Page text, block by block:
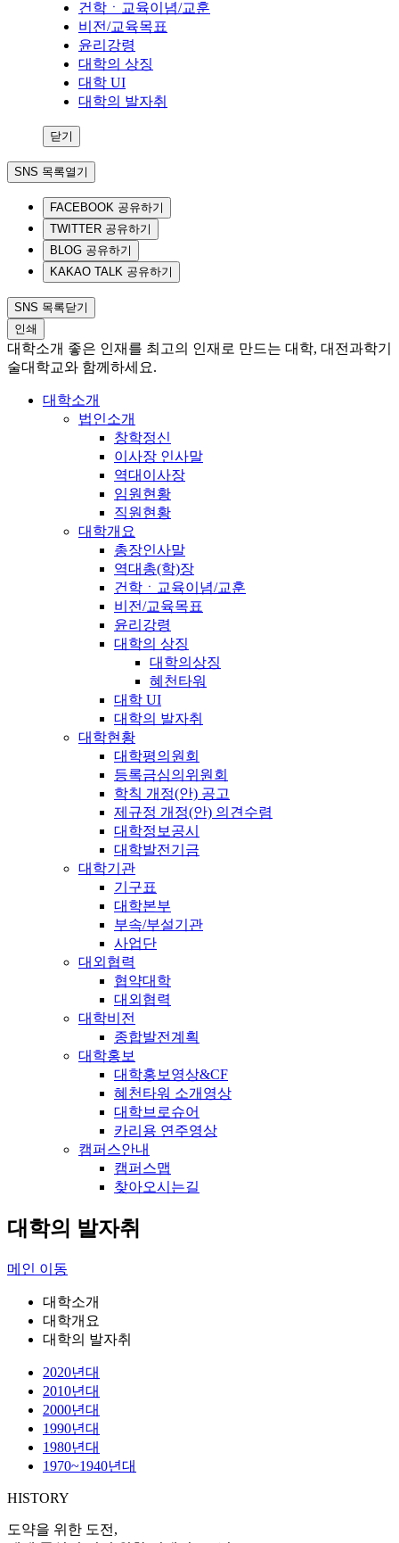
건학ㆍ교육이념/교훈
비전/교육목표
윤리강령
대학의 상징
대학 UI
대학의 발자취
닫기
SNS 목록열기
FACEBOOK 공유하기
TWITTER 공유하기
BLOG 공유하기
KAKAO TALK 공유하기
SNS 목록닫기
인쇄
대학소개 좋은 인재를 최고의 인재로 만드는 대학, 대전과학기
술대학교와 함께하세요.
대학소개
법인소개
창학정신
이사장 인사말
역대이사장
임원현황
직원현황
대학개요
총장인사말
역대총(학)장
건학ㆍ교육이념/교훈
비전/교육목표
윤리강령
대학의 상징
대학의상징
혜천타워
대학 UI
대학의 발자취
대학현황
대학평의원회
등록금심의위원회
학칙 개정(안) 공고
제규정 개정(안) 의견수렴
대학정보공시
대학발전기금
대학기관
기구표
대학본부
부속/부설기관
사업단
대외협력
협약대학
대외협력
대학비전
종합발전계획
대학홍보
대학홍보영상&CF
혜천타워 소개영상
대학브로슈어
카리용 연주영상
캠퍼스안내
캠퍼스맵
찾아오시는길
대학의 발자취
메인 이동
대학소개
대학개요
대학의 발자취
2020년대
2010년대
2000년대
1990년대
1980년대
1970~1940년대
HISTORY
도약을 위한 도전,